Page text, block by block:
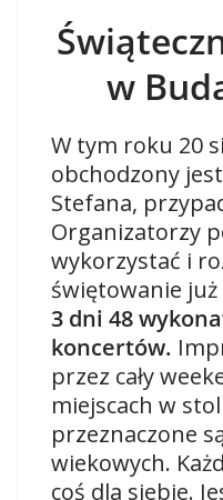
w
W tym roku 20
obchodzony
Stefana,
Organizatorzy
wykorzystać i
świętowanie już
3 dni 48
koncertów.
przez cały
miejscach w
przeznaczone
wiekowych.
coś dla siebie.